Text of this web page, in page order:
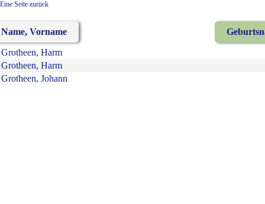
Eine Seite zurück
Name, Vorname
Grotheen, Harm
Grotheen, Harm
Grotheen, Johann